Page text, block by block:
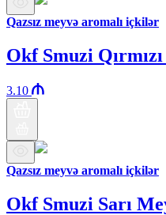
Qazsız meyvə aromalı içkilər
Okf Smuzi
3.10
Qazsız meyvə aromalı içkilər
Okf Smuzi Sarı